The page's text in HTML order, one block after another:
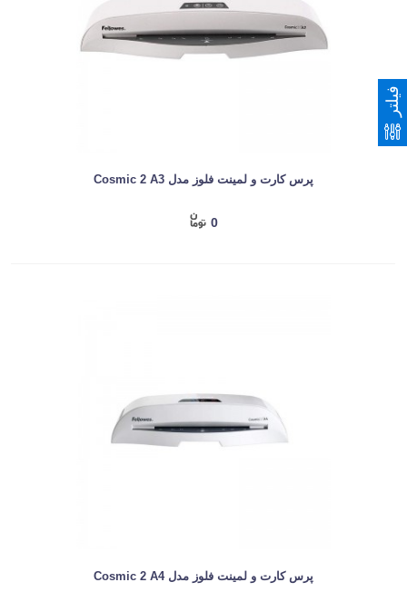
پرس کارت و لمینت فلوز مدل Cosmic 2 A3
0
پرس کارت و لمینت فلوز مدل Cosmic 2 A4
فیلتر